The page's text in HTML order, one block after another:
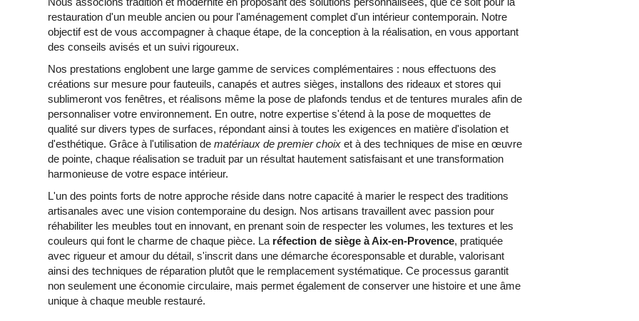
restauration d'un meuble ancien ou pour l'aménagement complet d'un intérieur contemporain. Notre
objectif est de vous accompagner à chaque étape, de la conception à la réalisation, en vous apportant
des conseils avisés et un suivi rigoureux.
Nos prestations englobent une large gamme de services complémentaires : nous effectuons des
créations sur mesure pour fauteuils, canapés et autres sièges, installons des rideaux et stores qui
sublimeront vos fenêtres, et réalisons même la pose de plafonds tendus et de tentures murales afin de
personnaliser votre environnement. En outre, notre expertise s'étend à la pose de moquettes de
qualité sur divers types de surfaces, répondant ainsi à toutes les exigences en matière d'isolation et
d'esthétique. Grâce à l'utilisation dematériaux de premier choix et à des techniques de mise en œuvre
de pointe, chaque réalisation se traduit par un résultat hautement satisfaisant et une transformation
harmonieuse de votre espace intérieur.
L'un des points forts de notre approche réside dans notre capacité à marier le respect des traditions
artisanales avec une vision contemporaine du design. Nos artisans travaillent avec passion pour
réhabiliter les meubles tout en innovant, en prenant soin de respecter les volumes, les textures et les
couleurs qui font le charme de chaque pièce. La réfection de siège à Aix-en-Provence, pratiquée
avec rigueur et amour du détail, s'inscrit dans une démarche écoresponsable et durable, valorisant
ainsi des techniques de réparation plutôt que le remplacement systématique. Ce processus garantit
non seulement une économie circulaire, mais permet également de conserver une histoire et une âme
unique à chaque meuble restauré.